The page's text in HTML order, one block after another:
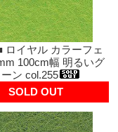
ロイヤル カラーフェ
100cm幅 明るいグ
ーン col.255
SOLD OUT